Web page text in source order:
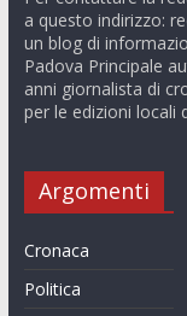
a questo indirizzo:
un blog di
Padova Principale
anni giornalista di
per le edizioni locali
Argomenti
Cronaca
Politica